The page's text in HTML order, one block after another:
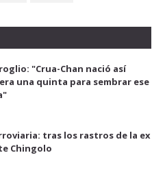
"Crua-Chan nació así
una quinta para sembrar ese
tras los rastros de la ex
Chingolo